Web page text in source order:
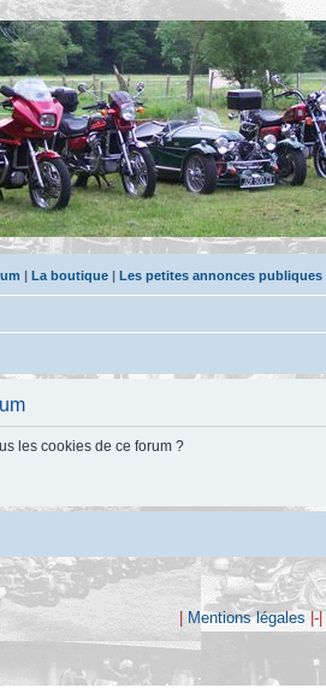
| La boutique | Les petites annonces publiques
les cookies de ce forum ?
Mentions légales |-|